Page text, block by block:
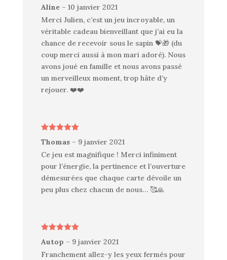
5
Aline – 10 janvier 2021
Merci Julien, c’est un jeu incroyable, un
véritable cadeau bienveillant que j’ai eu la
chance de recevoir sous le sapin 💝🎁 (du
coup merci aussi à mon mari adoré). Nous
avons joué en famille et nous avons passé
un merveilleux moment, trop hâte d’y
rejouer. ❤️❤️
5
Thomas – 9 janvier 2021
Ce jeu est magnifique ! Merci infiniment
pour l’énergie, la pertinence et l’ouverture
démesurées que chaque carte dévoile un
peu plus chez chacun de nous… 🥰🙏
5
Autop – 9 janvier 2021
Franchement allez-y les yeux fermés pour